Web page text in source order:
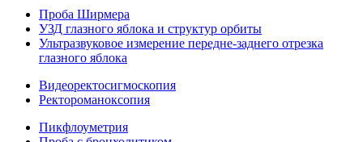
Проба Ширмера
УЗД глазного яблока и структур орбиты
Ультразвуковое измерение передне-заднего отрезка
глазного яблока
Видеоректосигмоскопия
Ректороманоксопия
Пикфлоуметрия